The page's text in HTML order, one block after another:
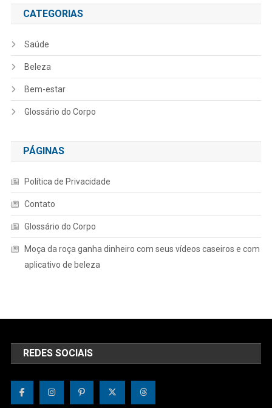
CATEGORIAS
Saúde
Beleza
Bem-estar
Glossário do Corpo
PÁGINAS
Política de Privacidade
Contato
Glossário do Corpo
Moça da roça ganha dinheiro com seus vídeos caseiros e com
aplicativo de beleza
REDES SOCIAIS